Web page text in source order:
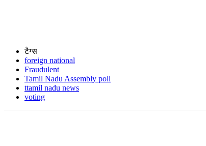
टैग्स
foreign national
Fraudulent
Tamil Nadu Assembly poll
ttamil nadu news
voting